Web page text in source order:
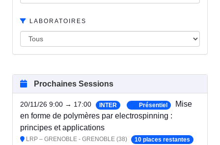
LABORATOIRES
Prochaines Sessions
20/11/26 9:00 → 17:00 INTER Présentiel
Mise
en forme de polymères par electrospinning :
principes et applications
LRP – GRENOBLE - GRENOBLE (38) 10 places restantes